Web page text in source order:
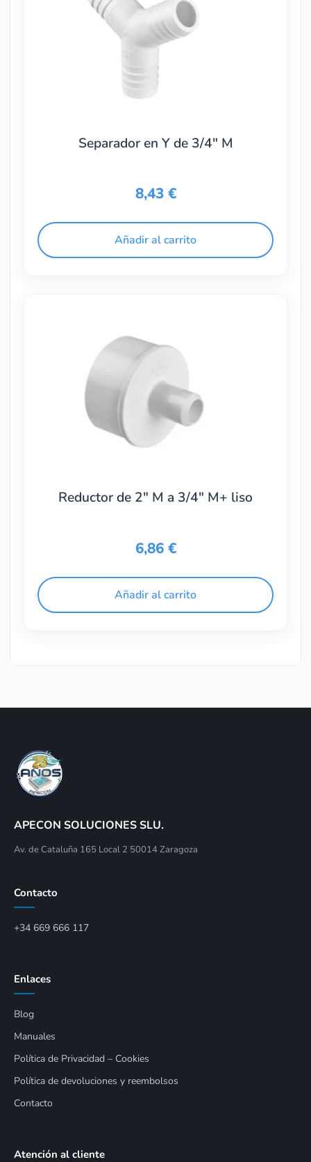
Separador en Y de 3/4″ M
8,43 €
Añadir al carrito
Reductor de 2″ M a 3/4″ M+ liso
6,86 €
Añadir al carrito
APECON SOLUCIONES SLU.
Av. de Cataluña 165 Local 2 50014 Zaragoza
Contacto
+34 669 666 117
Enlaces
Blog
Manuales
Política de Privacidad – Cookies
Política de devoluciones y reembolsos
Contacto
Atención al cliente